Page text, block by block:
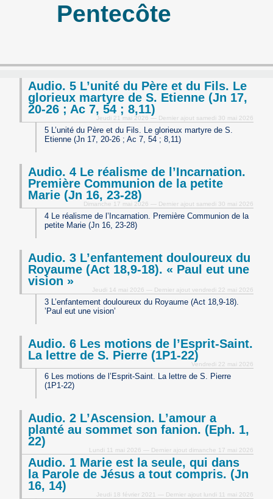
Pentecôte
Audio. 5 L’unité du Père et du Fils. Le
glorieux martyre de S. Etienne (Jn 17,
20-26 ; Ac 7, 54 ; 8,11)
Jeudi 21 mai 2026 — Dernier ajout samedi 30 mai 2026
5 L’unité du Père et du Fils. Le glorieux martyre de S.
Etienne (Jn 17, 20-26 ; Ac 7, 54 ; 8,11)
Audio. 4 Le réalisme de l’Incarnation.
Première Communion de la petite
Marie (Jn 16, 23-28)
Dimanche 17 mai 2026 — Dernier ajout samedi 30 mai 2026
4 Le réalisme de l’Incarnation. Première Communion de la
petite Marie (Jn 16, 23-28)
Audio. 3 L’enfantement douloureux du
Royaume (Act 18,9-18). « Paul eut une
vision »
Jeudi 14 mai 2026 — Dernier ajout vendredi 22 mai 2026
3 L’enfantement douloureux du Royaume (Act 18,9-18).
’Paul eut une vision’
Audio. 6 Les motions de l’Esprit-Saint.
La lettre de S. Pierre (1P1-22)
Vendredi 22 mai 2026
6 Les motions de l’Esprit-Saint. La lettre de S. Pierre
(1P1-22)
Audio. 2 L’Ascension. L’amour a
planté au sommet son fanion. (Eph. 1,
22)
Lundi 11 mai 2026 — Dernier ajout dimanche 17 mai 2026
Audio. 1 Marie est la seule, qui dans
la Parole de Jésus a tout compris. (Jn
16, 14)
Jeudi 18 février 2021 — Dernier ajout lundi 11 mai 2026